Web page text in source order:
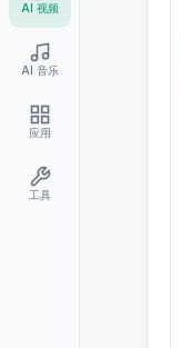
AI 视频
AI 音乐
应用
工具